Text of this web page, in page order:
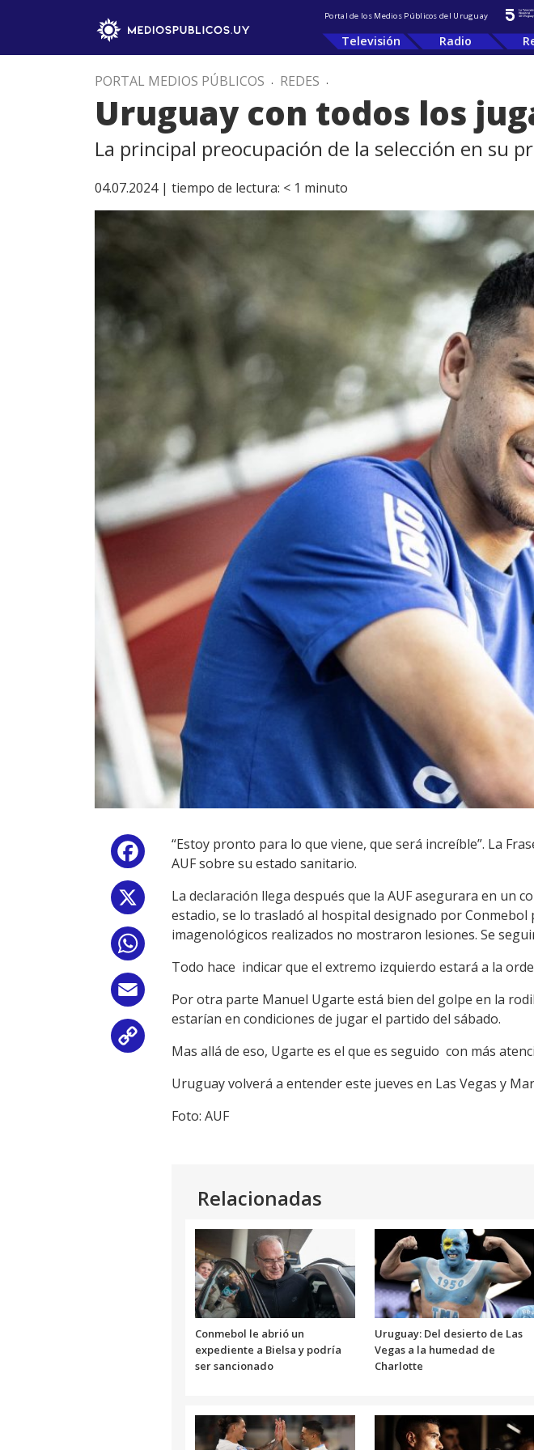
Portal de los Medios Públicos del Uruguay
Televisión Radio
PORTAL MEDIOS PÚBLICOS . REDES .
Uruguay con todos los
La principal preocupación de la selección en su
04.07.2024 | tiempo de lectura: < 1 minuto
Facebook
WhatsApp
Email
“Estoy pronto para lo que viene, que será increíble”. La
AUF sobre su estado sanitario.
La declaración llega después que la AUF asegurara en un
estadio, se lo trasladó al hospital designado por
imagenológicos realizados no mostraron lesiones. Se
Todo hace indicar que el extremo izquierdo estará a la
Por otra parte Manuel Ugarte está bien del golpe en la
estarían en condiciones de jugar el partido del sábado.
Mas allá de eso, Ugarte es el que es seguido con más
Uruguay volverá a entender este jueves en Las Vegas y
Foto: AUF
Relacionadas
Conmebol le abrió un
expediente a Bielsa y podría
ser sancionado
Uruguay: Del desierto de Las
Vegas a la humedad de
Charlotte